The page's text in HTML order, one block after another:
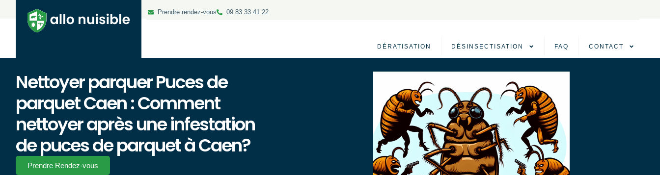
Prendre rendez-vous 09 83 33 41 22
DÉRATISATION DÉSINSECTISATION FAQ CONTACT
Nettoyer parquer Puces de
parquet Caen : Comment
nettoyer après une infestation
de puces de parquet à Caen?
Prendre Rendez-vous